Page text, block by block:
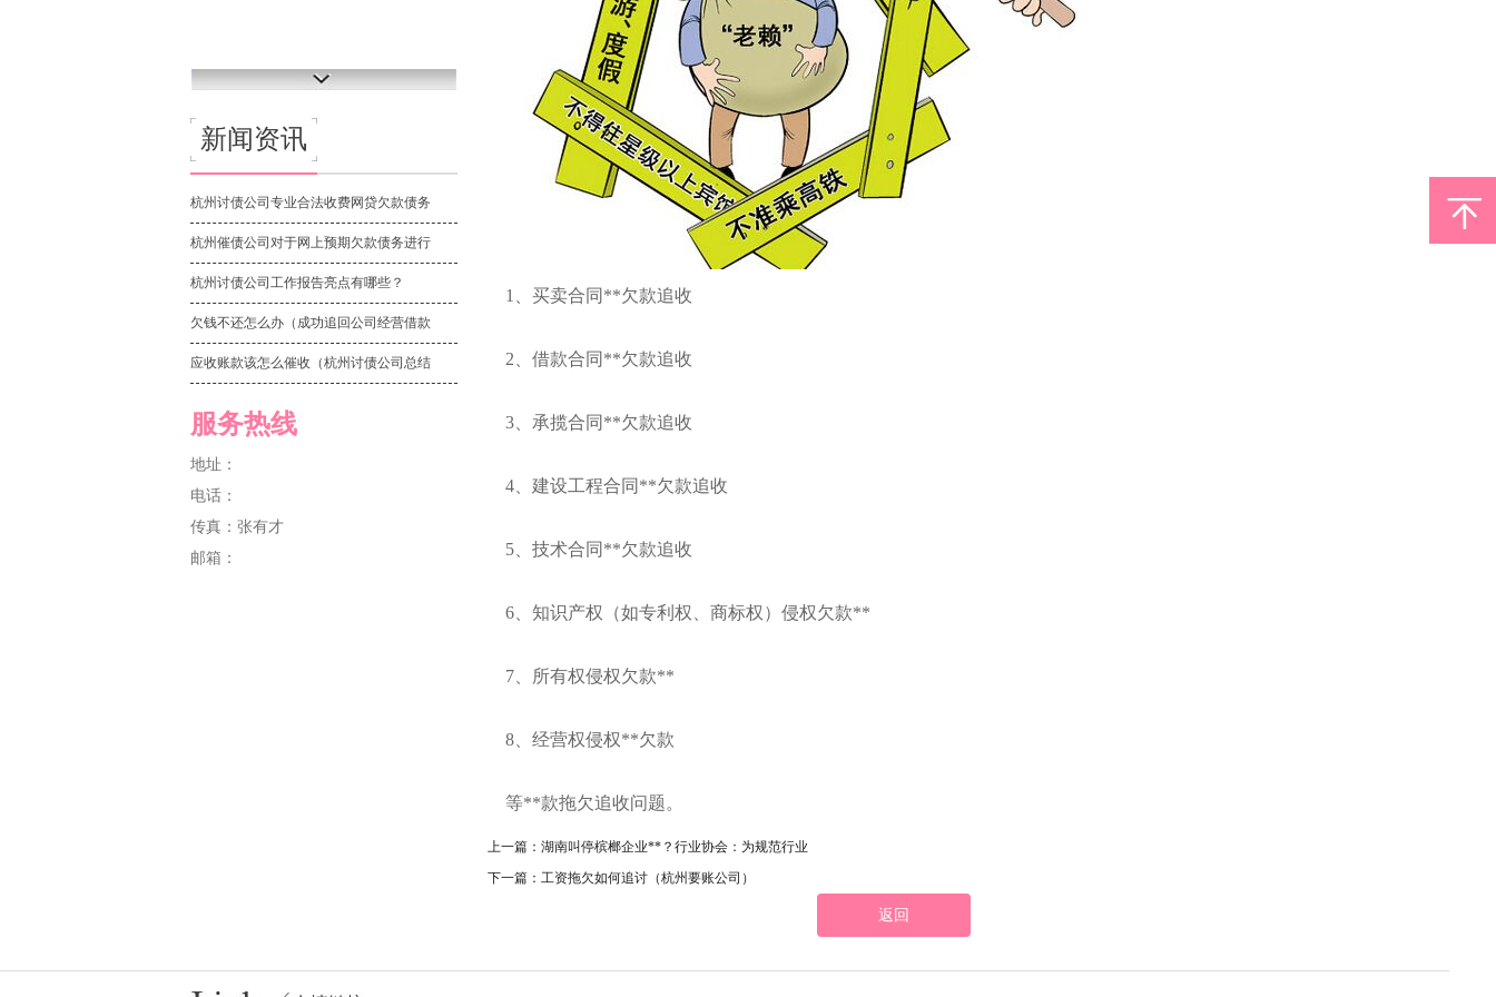
新闻资讯
杭州讨债公司专业合法收费网贷欠款债务
杭州催债公司对于网上预期欠款债务进行
杭州讨债公司工作报告亮点有哪些？
欠钱不还怎么办（成功追回公司经营借款
应收账款该怎么催收（杭州讨债公司总结
服务热线
地址：
电话：
传真：张有才
邮箱：
1、买卖合同**欠款追收
2、借款合同**欠款追收
3、承揽合同**欠款追收
4、建设工程合同**欠款追收
5、技术合同**欠款追收
6、知识产权（如专利权、商标权）侵权欠款**
7、所有权侵权欠款**
8、经营权侵权**欠款
等**款拖欠追收问题。
上一篇：湖南叫停槟榔企业**？行业协会：为规范行业
下一篇：工资拖欠如何追讨（杭州要账公司）
返回